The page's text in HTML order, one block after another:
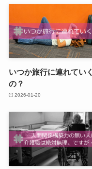
いつか旅行に連れていく
の？
2026-01-20